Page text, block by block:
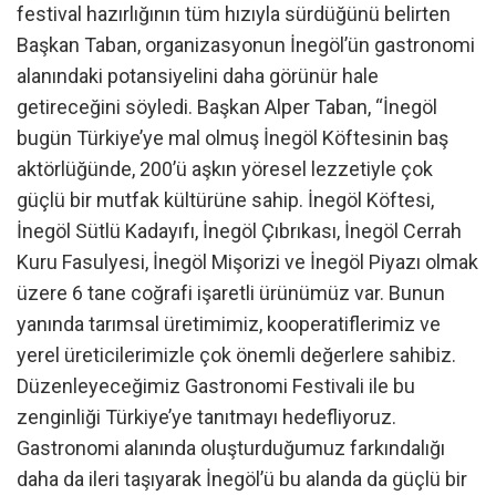
festival hazırlığının tüm hızıyla sürdüğünü belirten
Başkan Taban, organizasyonun İnegöl’ün gastronomi
alanındaki potansiyelini daha görünür hale
getireceğini söyledi. Başkan Alper Taban, “İnegöl
bugün Türkiye’ye mal olmuş İnegöl Köftesinin baş
aktörlüğünde, 200’ü aşkın yöresel lezzetiyle çok
güçlü bir mutfak kültürüne sahip. İnegöl Köftesi,
İnegöl Sütlü Kadayıfı, İnegöl Çıbrıkası, İnegöl Cerrah
Kuru Fasulyesi, İnegöl Mişorizi ve İnegöl Piyazı olmak
üzere 6 tane coğrafi işaretli ürünümüz var. Bunun
yanında tarımsal üretimimiz, kooperatiflerimiz ve
yerel üreticilerimizle çok önemli değerlere sahibiz.
Düzenleyeceğimiz Gastronomi Festivali ile bu
zenginliği Türkiye’ye tanıtmayı hedefliyoruz.
Gastronomi alanında oluşturduğumuz farkındalığı
daha da ileri taşıyarak İnegöl’ü bu alanda da güçlü bir